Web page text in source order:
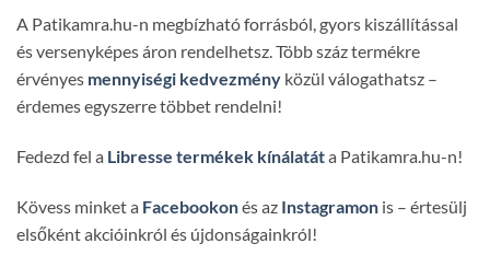
A Patikamra.hu-n megbízható forrásból, gyors kiszállítással
és versenyképes áron rendelhetsz. Több száz termékre
érvényes mennyiségi kedvezmény közül válogathatsz –
érdemes egyszerre többet rendelni!
Fedezd fel a Libresse termékek kínálatáta Patikamra.hu-n!
Kövess minket a Facebookonés az Instagramon is – értesülj
elsőként akcióinkról és újdonságainkról!